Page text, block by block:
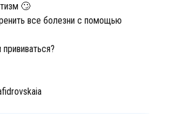
🙄
все болезни с помощью